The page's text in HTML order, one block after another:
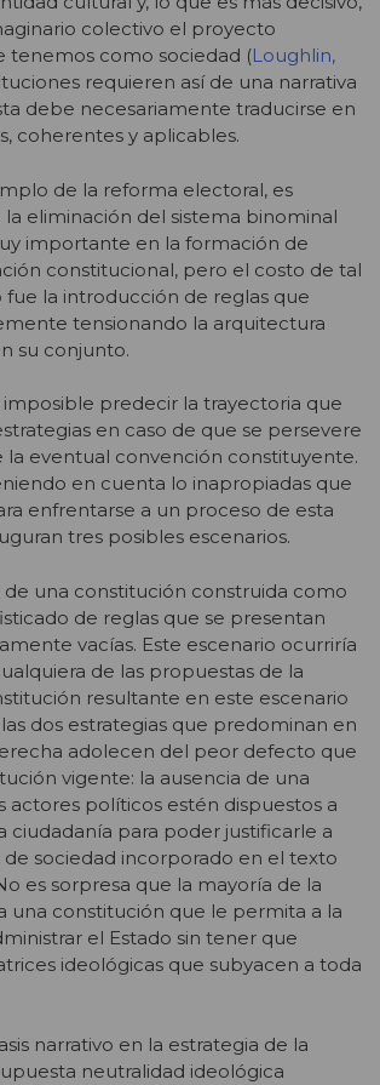
colectivo el proyecto
tenemos como sociedad (Loughlin,
requieren así de una narrativa
debe necesariamente traducirse en
coherentes y aplicables.
de la reforma electoral, es
eliminación del sistema binominal
importante en la formación de
constitucional, pero el costo de tal
la introducción de reglas que
tensionando la arquitectura
su conjunto.
predecir la trayectoria que
en caso de que se persevere
la eventual convención constituyente.
en cuenta lo inapropiadas que
enfrentarse a un proceso de esta
tres posibles escenarios.
de una constitución construida como
de reglas que se presentan
vacías. Este escenario ocurriría
de las propuestas de la
resultante en este escenario
dos estrategias que predominan en
adolecen del peor defecto que
vigente: la ausencia de una
actores políticos estén dispuestos a
ciudadanía para poder justificarle a
sociedad incorporado en el texto
es sorpresa que la mayoría de la
una constitución que le permita a la
el Estado sin tener que
ideológicas que subyacen a toda
narrativo en la estrategia de la
neutralidad ideológica